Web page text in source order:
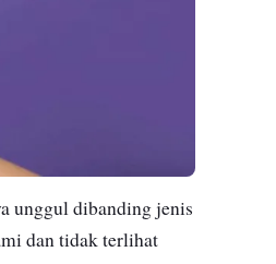
unggul dibanding jenis
dan tidak terlihat